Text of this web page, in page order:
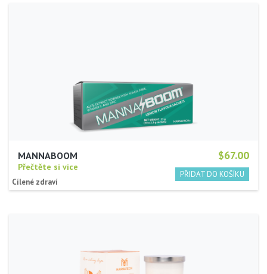
$67.00
MANNABOOM
Přečtěte si více
Cílené zdraví